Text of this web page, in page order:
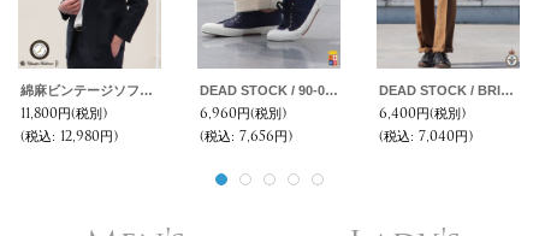
綿麻ビンテージソフトキャンバス 2釦 サックジャケット【MADE IN JAPAN】『日本製』【送料無料】 / Upscape Audience
11,800円(税別)
(税込: 12,980円)
DEAD STOCK / 90-00s Italian Navy Sailor Shoes（イタリア セーラー シューズ ネイビー）
6,960円(税別)
(税込: 7,656円)
DEAD STOCK / BRITISH ARMY BARRACK DRESS TROUSERS(イギリス軍 バラック ドレストラウザーズ）/ デッドストック
6,400円(税別)
(税込: 7,040円)